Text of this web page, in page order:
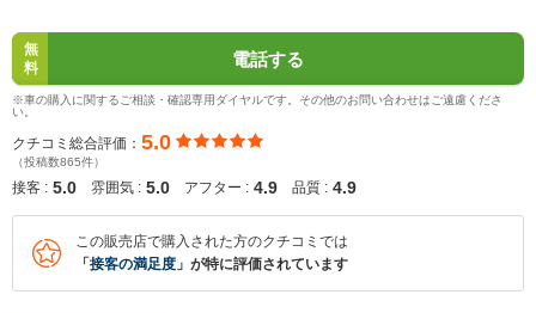
無
料
電話する
※車の購入に関するご相談・確認専用ダイヤルです。その他のお問い合わせはご遠慮くださ
い。
クチコミ総合評価： 5.0
（投稿数865件）
接客 : 5.0 雰囲気 : 5.0 アフター : 4.9 品質 : 4.9
この販売店で購入された方のクチコミでは
「 接客の満足度 」が特に評価されています